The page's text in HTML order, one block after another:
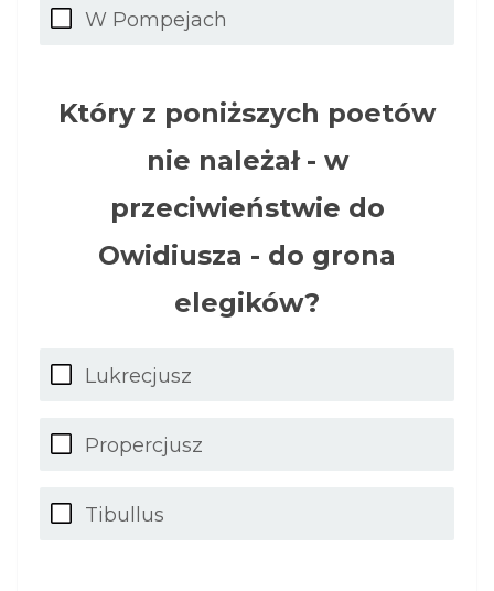
W Pompejach
Który z poniższych poetów
nie należał - w
przeciwieństwie do
Owidiusza - do grona
elegików?
Lukrecjusz
Propercjusz
Tibullus